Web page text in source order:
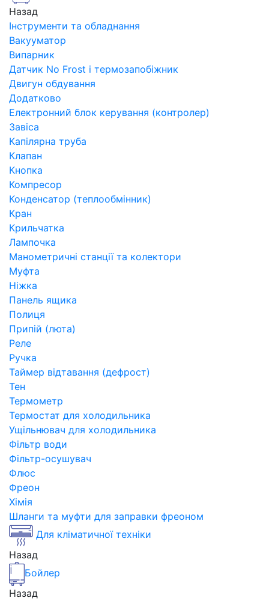
Назад
Інструменти та обладнання
Вакууматор
Випарник
Датчик No Frost і термозапобіжник
Двигун обдування
Додатково
Електронний блок керування (контролер)
Завіса
Капілярна труба
Клапан
Кнопка
Компресор
Конденсатор (теплообмінник)
Кран
Крильчатка
Лампочка
Манометричні станції та колектори
Муфта
Ніжка
Панель ящика
Полиця
Припій (люта)
Реле
Ручка
Таймер відтавання (дефрост)
Тен
Термометр
Термостат для холодильника
Ущільнювач для холодильника
Фільтр води
Фільтр-осушувач
Флюс
Фреон
Хімія
Шланги та муфти для заправки фреоном
Для кліматичної техніки
Назад
Бойлер
Назад